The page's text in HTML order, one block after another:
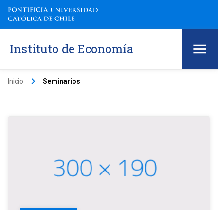
Instituto de Economía
Inicio keyboard_arrow_right Seminarios